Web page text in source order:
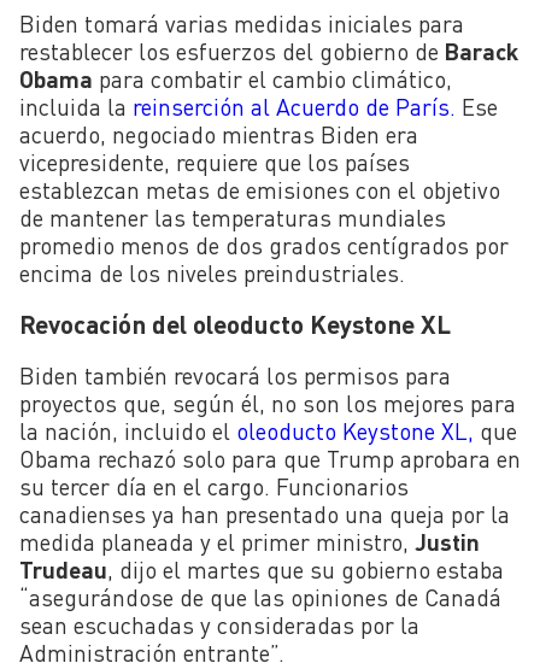
Biden tomará varias medidas iniciales para
restablecer los esfuerzos del gobierno de Barack
Obama para combatir el cambio climático,
incluida la reinserción al Acuerdo de París. Ese
acuerdo, negociado mientras Biden era
vicepresidente, requiere que los países
establezcan metas de emisiones con el objetivo
de mantener las temperaturas mundiales
promedio menos de dos grados centígrados por
encima de los niveles preindustriales.
Revocación del oleoducto Keystone XL
Biden también revocará los permisos para
proyectos que, según él, no son los mejores para
la nación, incluido el oleoducto Keystone XL, que
Obama rechazó solo para que Trump aprobara en
su tercer día en el cargo. Funcionarios
canadienses ya han presentado una queja por la
medida planeada y el primer ministro, Justin
Trudeau, dijo el martes que su gobierno estaba
“asegurándose de que las opiniones de Canadá
sean escuchadas y consideradas por la
Administración entrante”.